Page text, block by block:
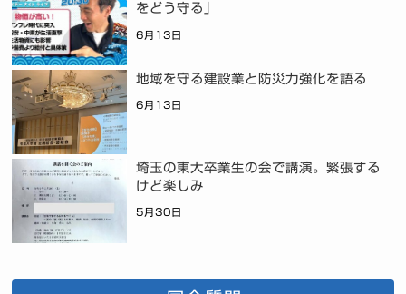
をどう守る」
6月13日
地域を守る建設業と防災力強化を語る
6月13日
埼玉の東大卒業生の会で講演。緊張する
けど楽しみ
5月30日